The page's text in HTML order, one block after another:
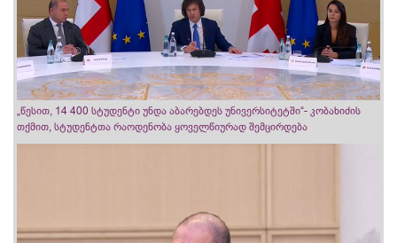
„წესით, 14 400 სტუდენტი უნდა აბარებდეს უნივერსიტეტში“- კობახიძის
თქმით, სტუდენტთა რაოდენობა ყოველწიურად შემცირდება